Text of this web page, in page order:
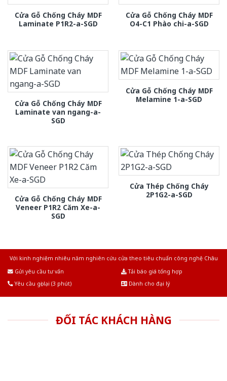
Cửa Gỗ Chống Cháy MDF
Laminate P1R2-a-SGD
Cửa Gỗ Chống Cháy MDF
O4-C1 Phào chi-a-SGD
Cửa Gỗ Chống Cháy MDF
Laminate van ngang-a-
SGD
Cửa Gỗ Chống Cháy MDF
Melamine 1-a-SGD
Cửa Gỗ Chống Cháy MDF
Veneer P1R2 Căm Xe-a-
SGD
Cửa Thép Chống Cháy
2P1G2-a-SGD
Với kinh nghiệm nhiêu năm nghiên cứu cửa theo tiêu chuẩn công nghệ Châu
Gửi yêu cầu tư vấn
Tải báo giá tổng hợp
Yêu cầu gọi lại (3 phút)
Dành cho đại lý
ĐỐI TÁC KHÁCH HÀNG